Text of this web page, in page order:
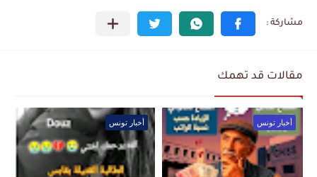
مقالات قد تهمك
أخبار تونس أخبار تونس